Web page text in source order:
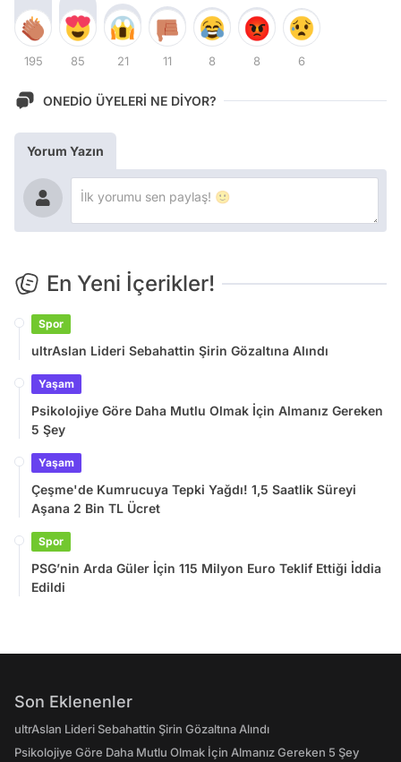
195 85 21 11 8 8 6
ONEDİO ÜYELERİ NE DİYOR?
Yorum Yazın
En Yeni İçerikler!
Spor
ultrAslan Lideri Sebahattin Şirin Gözaltına Alındı
Yaşam
Psikolojiye Göre Daha Mutlu Olmak İçin Almanız Gereken
5 Şey
Yaşam
Çeşme'de Kumrucuya Tepki Yağdı! 1,5 Saatlik Süreyi
Aşana 2 Bin TL Ücret
Spor
PSG’nin Arda Güler İçin 115 Milyon Euro Teklif Ettiği İddia
Edildi
Son Eklenenler
ultrAslan Lideri Sebahattin Şirin Gözaltına Alındı
Psikolojiye Göre Daha Mutlu Olmak İçin Almanız Gereken 5 Şey